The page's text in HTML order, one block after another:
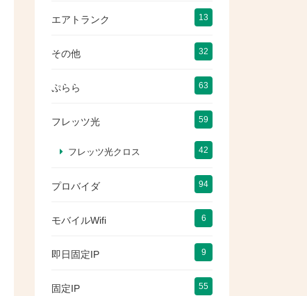
エアトランク 13
その他 32
ぷらら 63
フレッツ光 59
フレッツ光クロス 42
プロバイダ 94
モバイルWifi 6
即日固定IP 9
固定IP 55